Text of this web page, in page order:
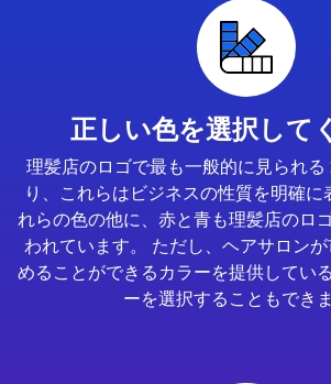
正しい色を選択して
理髪店のロゴで最も一般的に見られる
り、これらはビジネスの性質を明確に
れらの色の他に、赤と青も理髪店のロ
われています。 ただし、ヘアサロン
めることができるカラーを提供してい
ーを選択することもできま